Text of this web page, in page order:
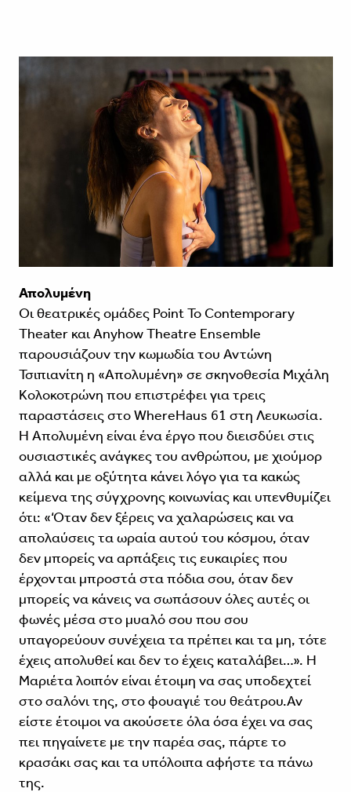
Απολυμένη
Οι θεατρικές ομάδες Point To Contemporary
Theater και Anyhow Theatre Ensemble
παρουσιάζουν την κωμωδία του Αντώνη
Τσιπιανίτη η «Απολυμένη» σε σκηνοθεσία Μιχάλη
Κολοκοτρώνη που επιστρέφει για τρεις
παραστάσεις στο WhereHaus 61 στη Λευκωσία.
Η Απολυμένη είναι ένα έργο που διεισδύει στις
ουσιαστικές ανάγκες του ανθρώπου, με χιούμορ
αλλά και με οξύτητα κάνει λόγο για τα κακώς
κείμενα της σύγχρονης κοινωνίας και υπενθυμίζει
ότι: «‘Οταν δεν ξέρεις να χαλαρώσεις και να
απολαύσεις τα ωραία αυτού του κόσμου, όταν
δεν μπορείς να αρπάξεις τις ευκαιρίες που
έρχονται μπροστά στα πόδια σου, όταν δεν
μπορείς να κάνεις να σωπάσουν όλες αυτές οι
φωνές μέσα στο μυαλό σου που σου
υπαγορεύουν συνέχεια τα πρέπει και τα μη, τότε
έχεις απολυθεί και δεν το έχεις καταλάβει…». Η
Μαριέτα λοιπόν είναι έτοιμη να σας υποδεχτεί
στο σαλόνι της, στο φουαγιέ του θεάτρου.Αν
είστε έτοιμοι να ακούσετε όλα όσα έχει να σας
πει πηγαίνετε με την παρέα σας, πάρτε το
κρασάκι σας και τα υπόλοιπα αφήστε τα πάνω
της.